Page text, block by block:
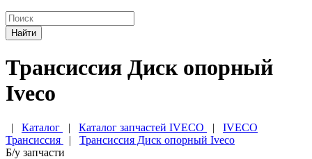
Найти
Трансиссия Диск опорный
Iveco
| Каталог | Каталог запчастей IVECO | IVECO
Трансиссия
| Трансиссия Диск опорный Iveco
Б/у запчасти